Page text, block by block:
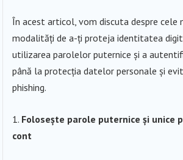
În acest articol, vom discuta despre cele
modalități de a-ți proteja identitatea
utilizarea parolelor puternice și a
până la protecția datelor personale și
phishing.
Folosește parole puternice și unice
cont